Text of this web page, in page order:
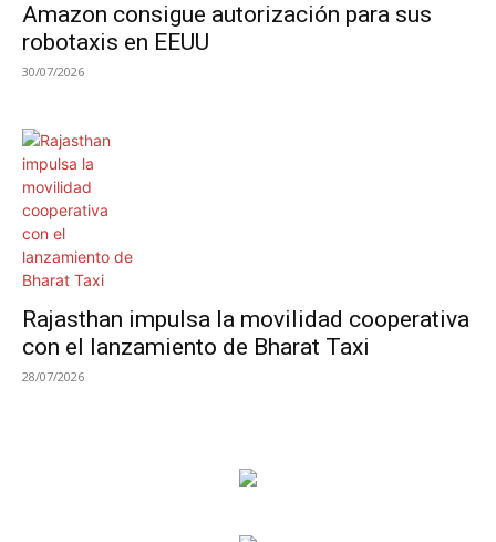
Amazon consigue autorización para sus
robotaxis en EEUU
30/07/2026
Rajasthan impulsa la movilidad cooperativa
con el lanzamiento de Bharat Taxi
28/07/2026